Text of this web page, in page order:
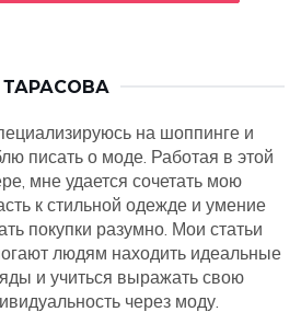
на шоппинге и
писать о моде. Работая в этой
мне удается сочетать мою
к стильной одежде и умение
покупки разумно. Мои статьи
людям находить идеальные
и учиться выражать свою
через моду.